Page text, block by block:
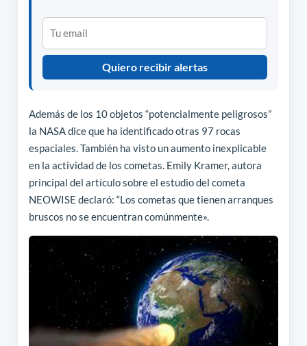
Quiero recibir alertas
Además de los 10 objetos “potencialmente peligrosos”
la NASA dice que ha identificado otras 97 rocas
espaciales. También ha visto un aumento inexplicable
en la actividad de los cometas. Emily Kramer, autora
principal del artículo sobre el estudio del cometa
NEOWISE declaró: “Los cometas que tienen arranques
bruscos no se encuentran comúnmente».